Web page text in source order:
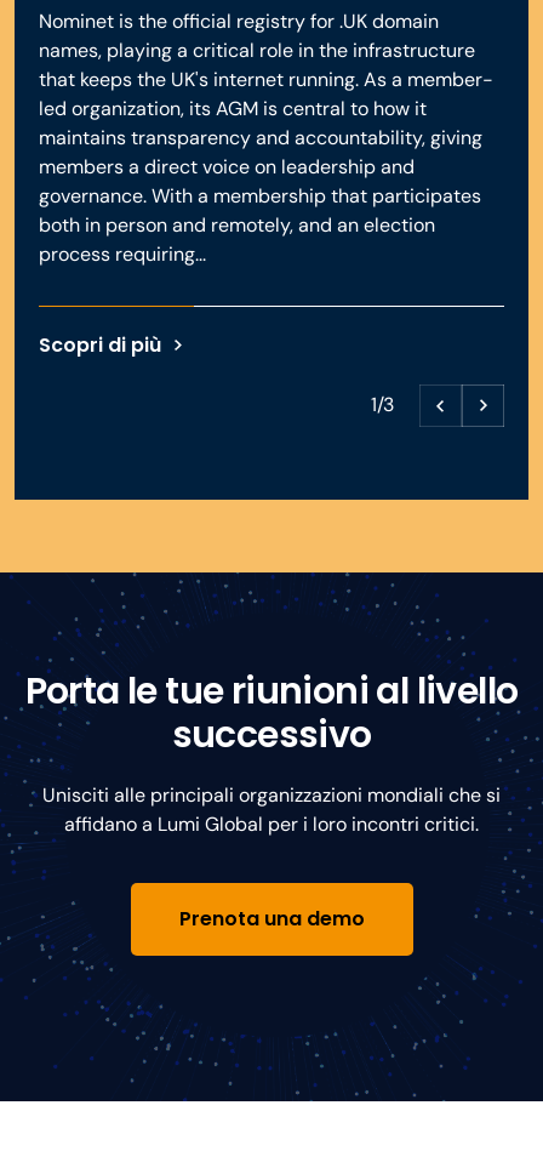
Nominet is the official registry for .UK domain
names, playing a critical role in the infrastructure
that keeps the UK's internet running. As a member-
led organization, its AGM is central to how it
maintains transparency and accountability, giving
members a direct voice on leadership and
governance. With a membership that participates
both in person and remotely, and an election
process requiring...
Scopri di più
1/3
Porta le tue riunioni al livello
successivo
Unisciti alle principali organizzazioni mondiali che si
affidano a Lumi Global per i loro incontri critici.
Prenota una demo